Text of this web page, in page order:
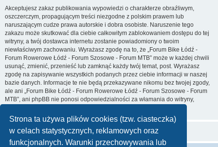
Strona ta używa plików cookies (tzw. ciasteczka)
w celach statystycznych, reklamowych oraz
funkcjonalnych. Warunki przechowywania lub
Akceptujesz zakaz publikowania wypowiedzi o charakterze obraźliwym,
oszczerczym, propagującym treści niezgodne z polskim prawem lub
naruszającym cudze prawa autorskie i dobra osobiste. Naruszenie tego
zakazu może skutkować dla ciebie całkowitym zablokowaniem dostępu do tej
witryny, a twój dostawca internetu zostanie powiadomiony o twoim
niewłaściwym zachowaniu. Wyrażasz zgodę na to, że „Forum Bike Łódź -
Forum Rowerowe Łódź - Forum Szosowe - Forum MTB” może w każdej chwili
usunąć, zmienić, przenieść lub zamknąć każdy twój temat, post. Wyrażasz
zgodę na zapisywanie wszystkich podanych przez ciebie informacji w naszej
bazie danych. Informacje te nie będą przekazywane nikomu bez twojej zgody,
ale ani „Forum Bike Łódź - Forum Rowerowe Łódź - Forum Szosowe - Forum
MTB”, ani phpBB nie ponosi odpowiedzialności za włamania do witryny,